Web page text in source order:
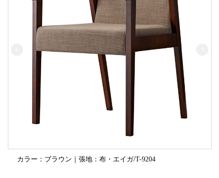
カラー：ブラウン｜張地：布・エイガ/T-9204